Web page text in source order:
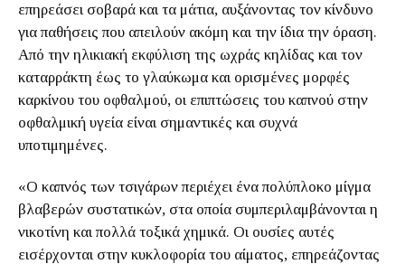
επηρεάσει σοβαρά και τα μάτια, αυξάνοντας τον κίνδυνο
για παθήσεις που απειλούν ακόμη και την ίδια την όραση.
Από την ηλικιακή εκφύλιση της ωχράς κηλίδας και τον
καταρράκτη έως το γλαύκωμα και ορισμένες μορφές
καρκίνου του οφθαλμού, οι επιπτώσεις του καπνού στην
οφθαλμική υγεία είναι σημαντικές και συχνά
υποτιμημένες.
«Ο καπνός των τσιγάρων περιέχει ένα πολύπλοκο μίγμα
βλαβερών συστατικών, στα οποία συμπεριλαμβάνονται η
νικοτίνη και πολλά τοξικά χημικά. Οι ουσίες αυτές
εισέρχονται στην κυκλοφορία του αίματος, επηρεάζοντας